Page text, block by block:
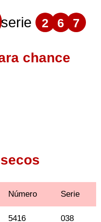
serie 2 6 7
chance
Número Serie
5416 038